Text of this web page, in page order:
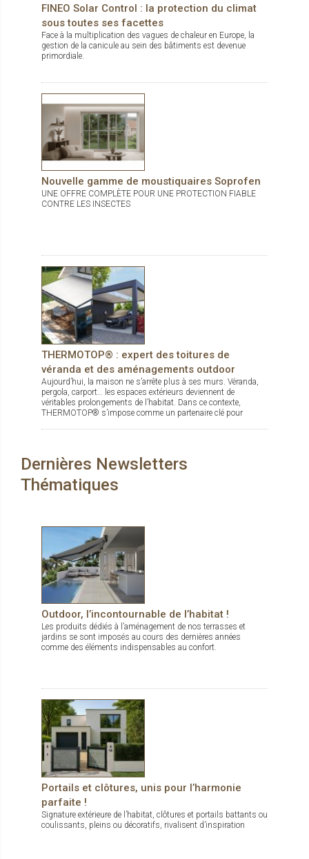
pour un maximum de personnalisation.
FINEO Solar Control : la protection du climat
sous toutes ses facettes
Face à la multiplication des vagues de chaleur en Europe, la
gestion de la canicule au sein des bâtiments est devenue
primordiale.
Nouvelle gamme de moustiquaires Soprofen
UNE OFFRE COMPLÈTE POUR UNE PROTECTION FIABLE
CONTRE LES INSECTES
THERMOTOP® : expert des toitures de
véranda et des aménagements outdoor
Aujourd’hui, la maison ne s’arrête plus à ses murs. Véranda,
pergola, carport… les espaces extérieurs deviennent de
véritables prolongements de l’habitat. Dans ce contexte,
THERMOTOP® s’impose comme un partenaire clé pour
Dernières Newsletters
Thématiques
Outdoor, l’incontournable de l’habitat !
Les produits dédiés à l’aménagement de nos terrasses et
jardins se sont imposés au cours des dernières années
comme des éléments indispensables au confort.
Portails et clôtures, unis pour l’harmonie
parfaite !
Signature extérieure de l’habitat, clôtures et portails battants ou
coulissants, pleins ou décoratifs, rivalisent d’inspiration